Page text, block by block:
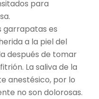
para
garrapatas es
a la piel del
después de tomar
La saliva de la
anestésico, por lo
no son dolorosas.